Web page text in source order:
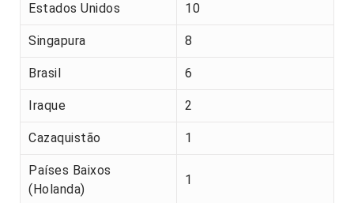
Estados Unidos 10
Singapura 8
Brasil 6
Iraque 2
Cazaquistão 1
Países Baixos
(Holanda)
1